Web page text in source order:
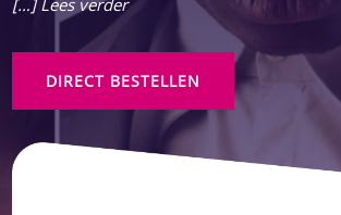
[…] Lees verder
DIRECT BESTELLEN